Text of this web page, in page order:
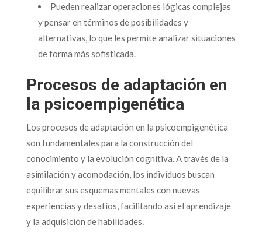
Pueden realizar operaciones lógicas complejas
y pensar en términos de posibilidades y
alternativas, lo que les permite analizar situaciones
de forma más sofisticada.
Procesos de adaptación en
la psicoempigenética
Los procesos de adaptación en la psicoempigenética
son fundamentales para la construcción del
conocimiento y la evolución cognitiva. A través de la
asimilación y acomodación, los individuos buscan
equilibrar sus esquemas mentales con nuevas
experiencias y desafíos, facilitando así el aprendizaje
y la adquisición de habilidades.